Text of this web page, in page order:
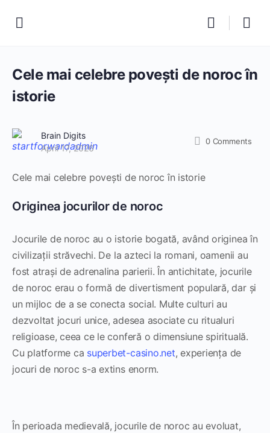
Cele mai celebre povești de noroc în
istorie
Brain Digits
April 17, 2026
0 Comments
Cele mai celebre povești de noroc în istorie
Originea jocurilor de noroc
Jocurile de noroc au o istorie bogată, având originea în
civilizații străvechi. De la azteci la romani, oamenii au
fost atrași de adrenalina parierii. În antichitate, jocurile
de noroc erau o formă de divertisment populară, dar și
un mijloc de a se conecta social. Multe culturi au
dezvoltat jocuri unice, adesea asociate cu ritualuri
religioase, ceea ce le conferă o dimensiune spirituală.
Cu platforme ca superbet-casino.net, experiența de
jocuri de noroc s-a extins enorm.
În perioada medievală, jocurile de noroc au evoluat,